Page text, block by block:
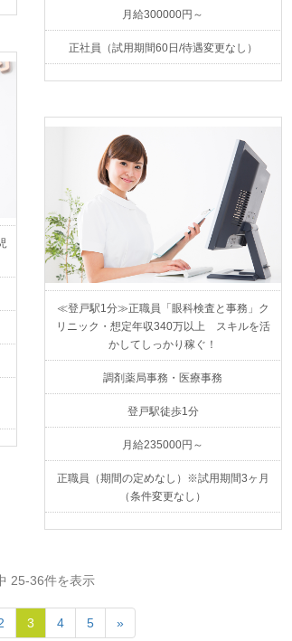
月給300000円～
正社員（試用期間60日/待遇変更なし）
≪登戸駅1分≫正職員「眼科検査と事務」ク
リニック・想定年収340万以上 スキルを活
かしてしっかり稼ぐ！
調剤薬局事務・医療事務
登戸駅徒歩1分
月給235000円～
正職員（期間の定めなし）※試用期間3ヶ月
（条件変更なし）
25-36件を表示
3 4 5 »